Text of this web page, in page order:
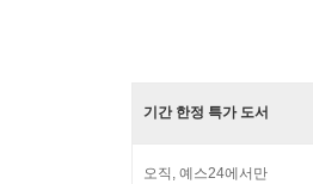
기간 한정 특가 도서
오직, 예스24에서만